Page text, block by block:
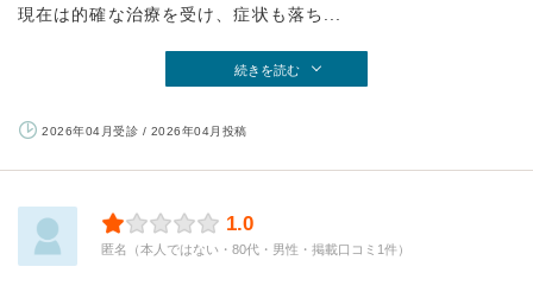
現在は的確な治療を受け、症状も落ち...
続きを読む
2026年04月受診 / 2026年04月投稿
1.0
匿名（本人ではない・80代・男性・掲載口コミ1件）